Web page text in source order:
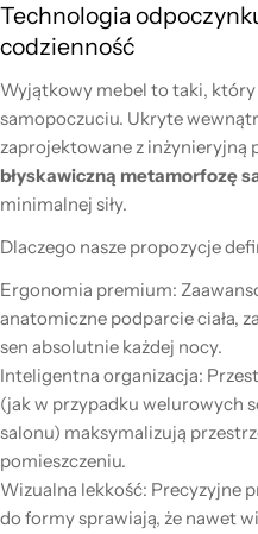
Technologia
codzienność
Wyjątkowy mebel to taki,
samopoczuciu. Ukryte
zaprojektowane z inżynieryjną
błyskawiczną metamorfozę
minimalnej siły.
Dlaczego nasze propozycje
Ergonomia premium:
anatomiczne podparcie ciała,
sen absolutnie każdej nocy.
Inteligentna organizacja:
(jak w przypadku welurowych
salonu) maksymalizują
pomieszczeniu.
Wizualna lekkość: Precyzyjne
do formy sprawiają, że nawet